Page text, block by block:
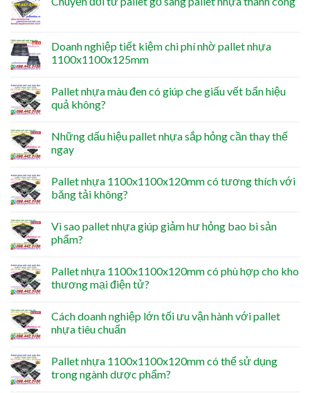
Doanh nghiệp tiết kiệm chi phí nhờ pallet nhựa
1100x1100x125mm
Pallet nhựa màu đen có giúp che giấu vết bẩn hiệu
quả không?
Những dấu hiệu pallet nhựa sắp hỏng cần thay thế
ngay
Pallet nhựa 1100x1100x120mm có tương thích với
băng tải không?
Vì sao pallet nhựa giúp giảm hư hỏng bao bì sản
phẩm?
Pallet nhựa 1100x1100x120mm có phù hợp cho kho
thương mại điện tử?
Cách doanh nghiệp lớn tối ưu vận hành với pallet
nhựa tiêu chuẩn
Pallet nhựa 1100x1100x120mm có thể sử dụng
trong ngành dược phẩm?